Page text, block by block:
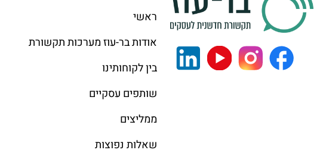
ראשי
אודות בר-עוז מערכות תקשורת
בין לקוחותינו
שותפים עסקיים
ממליצים
שאלות נפוצות